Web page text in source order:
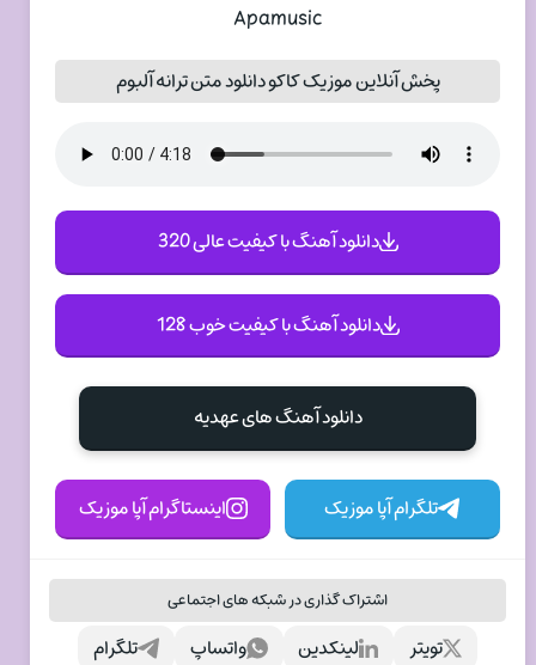
Apamusic
پخش آنلاین موزیک کاکو دانلود متن ترانه آلبوم
دانلود آهنگ با کیفیت عالی 320
دانلود آهنگ با کیفیت خوب 128
دانلود آهنگ های عهدیه
تلگرام آپا موزیک اینستاگرام آپا موزیک
اشتراک گذاری در شبکه های اجتماعی
تلگرام واتساپ لینکدین
تویتر